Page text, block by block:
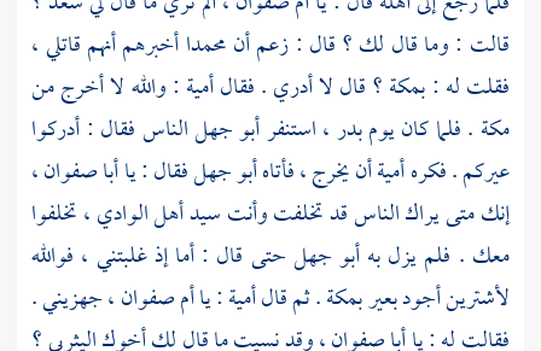
قالت : وما قال لك ؟ قال : زعم أنمحمداأخبرهم أنهم قاتلي ،
فقلت له :بمكة ؟قال لا أدري . فقالأمية : والله لا أخرج من
مكة . فلما كان يومبدر، استنفرأبو جهلالناس فقال : أدركوا
عيركم . فكرهأميةأن يخرج ، فأتاهأبو جهلفقال : ياأبا صفوان،
إنك متى يراك الناس قد تخلفت وأنت سيد أهل الوادي ، تخلفوا
معك . فلم يزل بهأبو جهلحتى قال : أما إذ غلبتني ، فوالله
لأشترين أجود بعيربمكة. ثم قالأمية: ياأم صفوان، جهزيني .
فقالت له : ياأبا صفوان، وقد نسيت ما قال لك أخوك اليثربي ؟